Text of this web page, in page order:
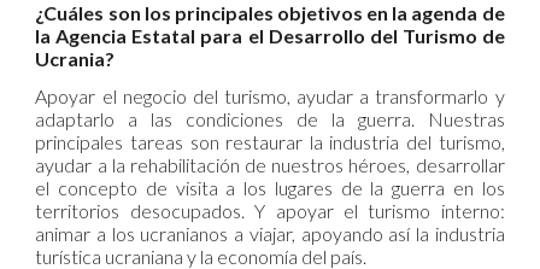
¿Cuáles son los principales objetivos en la agenda de
la Agencia Estatal para el Desarrollo del Turismo de
Ucrania?
Apoyar el negocio del turismo, ayudar a transformarlo y
adaptarlo a las condiciones de la guerra. Nuestras
principales tareas son restaurar la industria del turismo,
ayudar a la rehabilitación de nuestros héroes, desarrollar
el concepto de visita a los lugares de la guerra en los
territorios desocupados. Y apoyar el turismo interno:
animar a los ucranianos a viajar, apoyando así la industria
turística ucraniana y la economía del país.